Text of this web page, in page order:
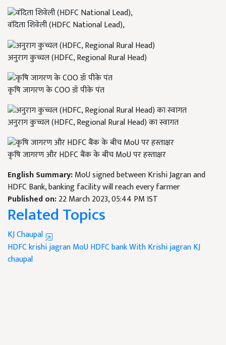
वंदिता शिवेली (HDFC National Lead),
अनुराग कुच्चल (HDFC, Regional Rural Head)
कृषि जागरण के COO डॉ पीके पंत
अनुराग कुच्चल (HDFC, Regional Rural Head) का स्वागत
कृषि जागरण और HDFC बैंक के बीच MoU पर हस्ताक्षर
English Summary:MoU signed between Krishi Jagran and
HDFC Bank, banking facility will reach every farmer
Published on:22 March 2023, 05:44 PM IST
Related Topics
KJ Chaupal
HDFC krishi jagran MoUHDFC bank With Krishi jagranKJ
chaupal